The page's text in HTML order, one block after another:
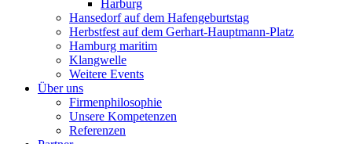
Harburg
Hansedorf auf dem Hafengeburtstag
Herbstfest auf dem Gerhart-Hauptmann-Platz
Hamburg maritim
Klangwelle
Weitere Events
Über uns
Firmenphilosophie
Unsere Kompetenzen
Referenzen